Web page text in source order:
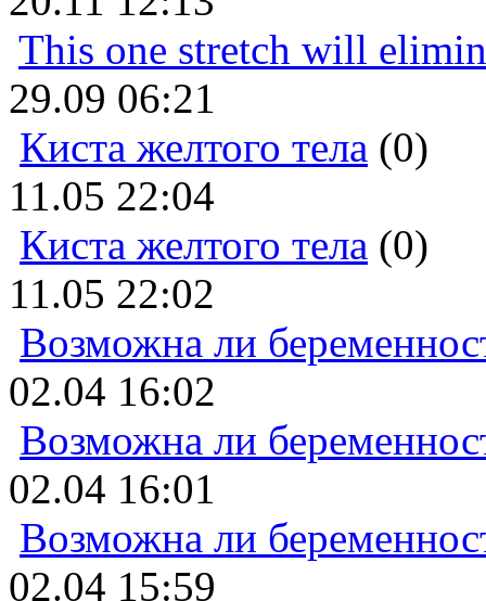
This one stretch will
29.09 06:21
Киста желтого тела (0)
11.05 22:04
Киста желтого тела (0)
11.05 22:02
Возможна ли
02.04 16:02
Возможна ли
02.04 16:01
Возможна ли
02.04 15:59